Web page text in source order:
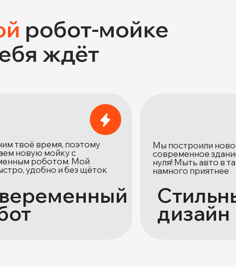
твоё время, поэтому
новую мойку с
роботом. Мой
удобно и без щёток
Мы построили
современное
нуля! Мыть авто в
намного приятнее
дизайн
робот-мойке
ждёт